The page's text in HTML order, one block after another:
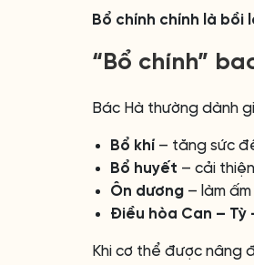
Bổ chính chính là bồi
“Bổ chính”
Bác Hà thường dành
Bổ khí – tăng sức
Bổ huyết – cải
Ôn dương – làm
Điều hòa Can – Tỳ
Khi cơ thể được nâng